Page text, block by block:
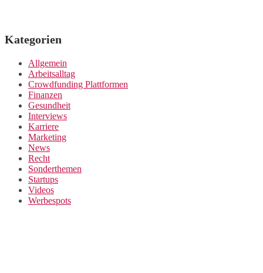
Kategorien
Allgemein
Arbeitsalltag
Crowdfunding Plattformen
Finanzen
Gesundheit
Interviews
Karriere
Marketing
News
Recht
Sonderthemen
Startups
Videos
Werbespots